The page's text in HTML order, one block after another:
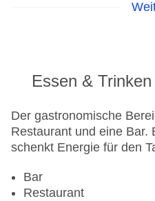
Zimmerservice
Gesamtanzahl der
Landeskategorie: 1
Essen & Trinken
Der gastronomische
Restaurant und eine Bar.
schenkt Energie für den
Bar
Restaurant